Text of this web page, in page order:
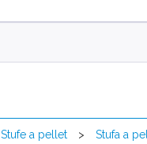
Stufe a pellet >
Stufa a